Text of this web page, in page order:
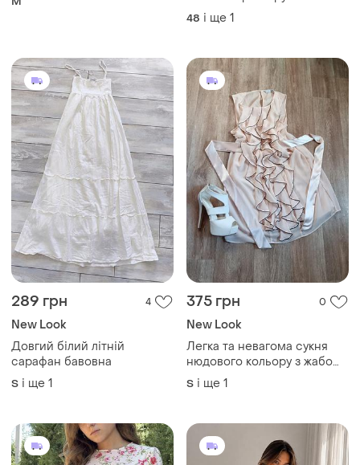
48 і ще 1
289 грн 4
New Look
Довгий білий літній
сарафан бавовна
S і ще 1
375 грн 0
New Look
Легка та невагома сукня
нюдового кольору з жабо
від new look
S і ще 1